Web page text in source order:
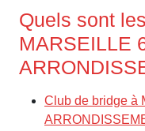
Quels sont
MARSEILLE
Club de bridge à